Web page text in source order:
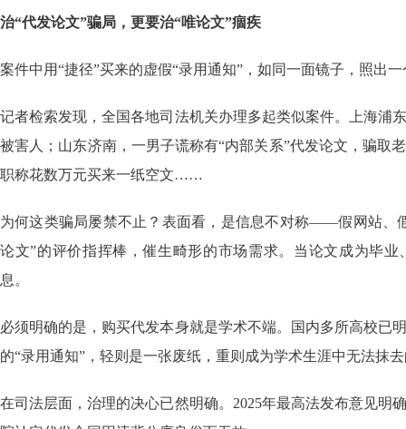
治“代发论文”骗局，更要治“唯论文”痼疾
案件中用“捷径”买来的虚假“录用通知”，如同一面镜子，照出
记者检索发现，全国各地司法机关办理多起类似案件。上海浦
被害人；山东济南，一男子谎称有“内部关系”代发论文，骗取
职称花数万元买来一纸空文……
为何这类骗局屡禁不止？表面看，是信息不对称——假网站、
论文”的评价指挥棒，催生畸形的市场需求。当论文成为毕业
息。
必须明确的是，购买代发本身就是学术不端。国内多所高校已
的“录用通知”，轻则是一张废纸，重则成为学术生涯中无法抹
在司法层面，治理的决心已然明确。2025年最高法发布意见明